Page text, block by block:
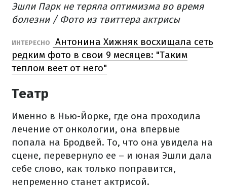
Эшли Парк не теряла оптимизма во время
болезни / Фото из твиттера актрисы
ИНТЕРЕСНО
Антонина Хижняк восхищала сеть
редким фото в свои 9 месяцев: "Таким
теплом веет от него"
Театр
Именно в Нью-Йорке, где она проходила
лечение от онкологии, она впервые
попала на Бродвей. То, что она увидела на
сцене, перевернуло ее – и юная Эшли дала
себе слово, как только поправится,
непременно станет актрисой.